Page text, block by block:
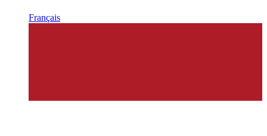
Français